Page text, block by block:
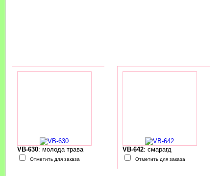
VB-630: молода трава
Отметить для заказа
VB-642: смарагд
Отметить для заказа